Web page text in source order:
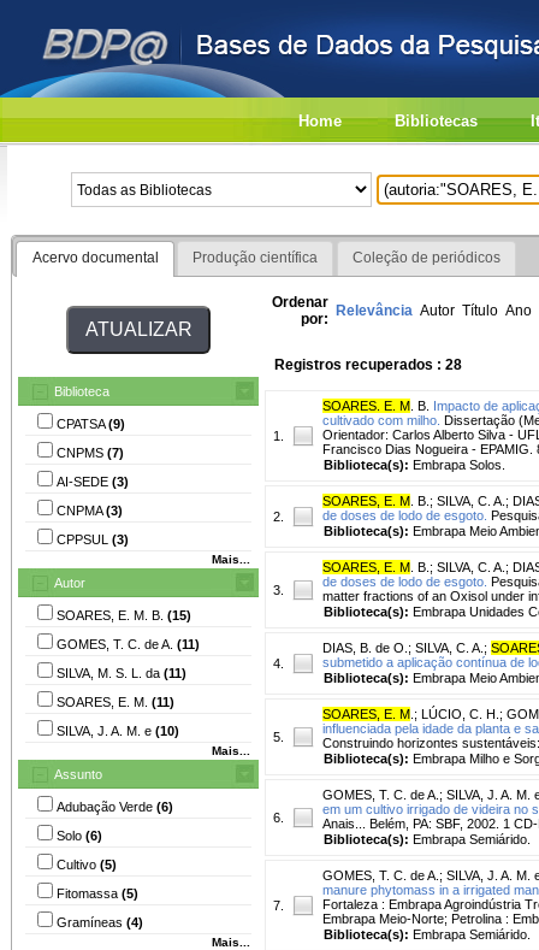
Home Bibliotecas
Acervo documental Produção científica Coleção de periódicos
Biblioteca
CPATSA(9)
CNPMS (7)
AI-SEDE (3)
CNPMA(3)
CPPSUL (3)
Mais...
Autor
SOARES, E. M. B. (15)
GOMES, T. C. de A. (11)
SILVA, M. S. L. da (11)
SOARES, E. M. (11)
SILVA, J. A. M. e (10)
Mais...
Assunto
Adubação Verde (6)
Solo (6)
Cultivo (5)
Fitomassa (5)
Gramíneas (4)
Mais...
Ordenar
por: Relevância Autor Título Ano
Registros recuperados : 28
1.
SOARES. E. M . B. Impacto de
cultivado com milho. Dissertação
Orientador: Carlos Alberto Silva -
Francisco Dias Nogueira - EPAMIG.
Biblioteca(s): Embrapa Solos.
2.
SOARES, E. M . B. ; SILVA, C. A. ;
de doses de lodo de esgoto.
Biblioteca(s): Embrapa Meio
3.
SOARES, E. M . B. ; SILVA, C. A. ;
de doses de lodo de esgoto.
matter fractions of an Oxisol under
Biblioteca(s): Embrapa Unidades
4.
DIAS, B. de O. ; SILVA, C. A. ;
submetido a aplicação contínua de
Biblioteca(s): Embrapa Meio
5.
SOARES, E. M ; LÚCIO, C. H. ;
influenciada pela idade da planta e
Construindo horizontes
Biblioteca(s): Embrapa Milho e
6.
GOMES, T. C. de A. ; SILVA, J. A. M.
em um cultivo irrigado de videira no
Anais... Belém, PA: SBF, 2002. 1
Biblioteca(s): Embrapa Semiárido.
7.
GOMES, T. C. de A. ; SILVA, J. A. M.
manure phytomass in a irrigated
Fortaleza : Embrapa Agroindústria
Embrapa Meio-Norte; Petrolina :
Biblioteca(s): Embrapa Semiárido.